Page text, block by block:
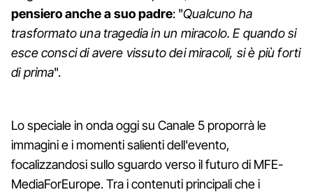
pensiero anche a suo padre: "Qualcuno ha
trasformato una tragedia in un miracolo. E quando si
esce consci di avere vissuto dei miracoli, si è più forti
di prima".
Lo speciale in onda oggi su Canale 5 proporrà le
immagini e i momenti salienti dell'evento,
focalizzandosi sullo sguardo verso il futuro di MFE-
MediaForEurope. Tra i contenuti principali che i